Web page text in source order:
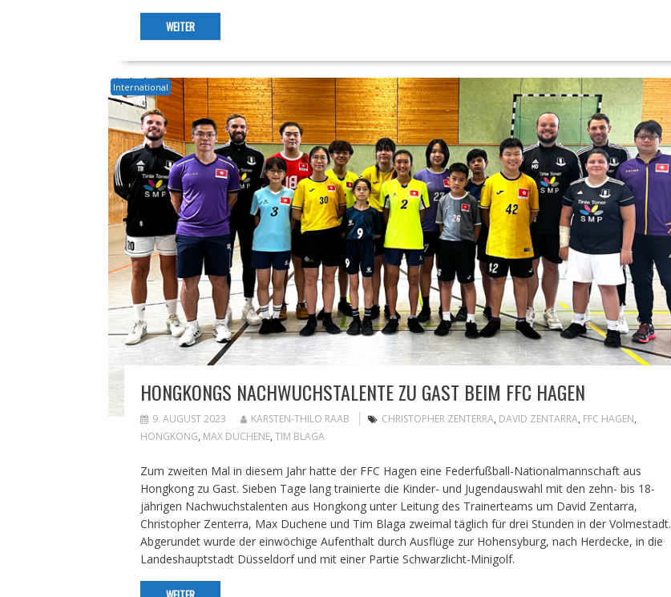
WEITER
International
HONGKONGS NACHWUCHSTALENTE ZU GAST BEIM FFC HAGEN
9. AUGUST 2023 KARSTEN-THILO RAAB CHRISTOPHER ZENTERRA, DAVID ZENTARRA, FFC HAGEN,
HONGKONG, MAX DUCHENE, TIM BLAGA
Zum zweiten Mal in diesem Jahr hatte der FFC Hagen eine Federfußball-Nationalmannschaft aus
Hongkong zu Gast. Sieben Tage lang trainierte die Kinder- und Jugendauswahl mit den zehn- bis 18-
jährigen Nachwuchstalenten aus Hongkong unter Leitung des Trainerteams um David Zentarra,
Christopher Zenterra, Max Duchene und Tim Blaga zweimal täglich für drei Stunden in der Volmestadt.
Abgerundet wurde der einwöchige Aufenthalt durch Ausflüge zur Hohensyburg, nach Herdecke, in die
Landeshauptstadt Düsseldorf und mit einer Partie Schwarzlicht-Minigolf.